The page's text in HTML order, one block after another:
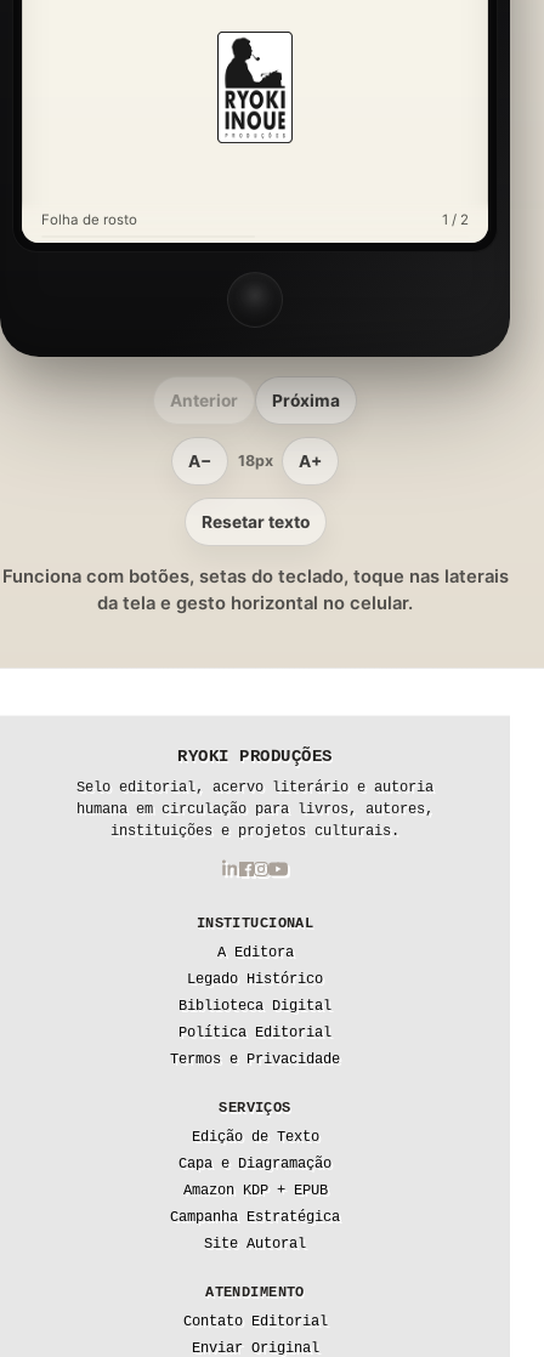
Folha de rosto 1 / 2
Anterior Próxima
A− 18px A+
Resetar texto
Funciona com botões, setas do teclado, toque nas laterais
da tela e gesto horizontal no celular.
RYOKI PRODUÇÕES
Selo editorial, acervo literário e autoria
humana em circulação para livros, autores,
instituições e projetos culturais.
INSTITUCIONAL
A Editora
Legado Histórico
Biblioteca Digital
Política Editorial
Termos e Privacidade
SERVIÇOS
Edição de Texto
Capa e Diagramação
Amazon KDP + EPUB
Campanha Estratégica
Site Autoral
ATENDIMENTO
Contato Editorial
Enviar Original